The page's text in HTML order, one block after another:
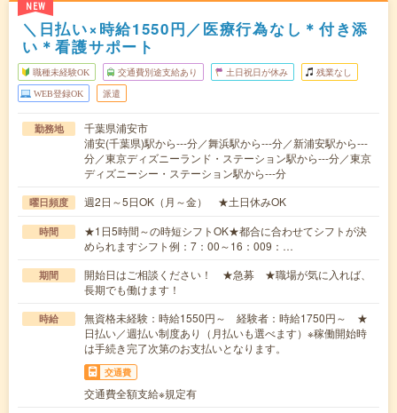
NEW
＼日払い×時給1550円／医療行為なし＊付き添
い＊看護サポート
職種未経験OK 交通費別途支給あり 土日祝日が休み 残業なし
WEB登録OK 派遣
勤務地
千葉県浦安市
浦安(千葉県)駅から---分／舞浜駅から---分／新浦安駅から---
分／東京ディズニーランド・ステーション駅から---分／東京
ディズニーシー・ステーション駅から---分
曜日頻度 週2日～5日OK（月～金） ★土日休みOK
時間
★1日5時間～の時短シフトOK★都合に合わせてシフトが決
められますシフト例：7：00～16：009：…
期間
開始日はご相談ください！ ★急募 ★職場が気に入れば、
長期でも働けます！
時給
無資格未経験：時給1550円～ 経験者：時給1750円～ ★
日払い／週払い制度あり（月払いも選べます）※稼働開始時
は手続き完了次第のお支払いとなります。
交通費
交通費全額支給※規定有